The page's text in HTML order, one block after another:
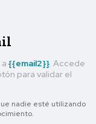
{{email2}} . Accede
para validar el
nadie esté utilizando